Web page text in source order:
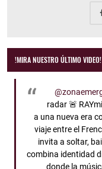
!MIRA NUESTRO ÚLTIMO VIDEO!
radar 🚨
a una nueva era
viaje entre el
invita a soltar,
combina identidad
donde la